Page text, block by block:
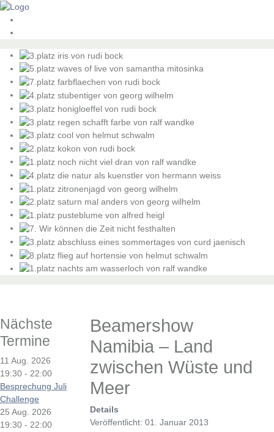
Nächste
Termine
11 Aug. 2026
19:30 - 22:00
Besprechung Juli
Challenge
25 Aug. 2026
19:30 - 22:00
Beamershow
Namibia – Land
zwischen Wüste und
Meer
Details
Veröffentlicht: 01. Januar 2013